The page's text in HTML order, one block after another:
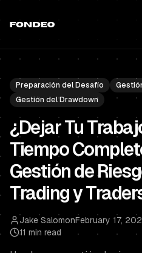
Preparación del Desafío
Gestión del Drawdown
¿Dejar Tu
Tiempo
Gestión de
Trading y
Jake SalomonFebruary 17,
11 min read